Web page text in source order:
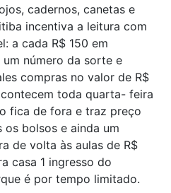
cadernos, canetas e
incentiva a leitura com
a cada R$ 150 em
número da sorte e
compras no valor de R$
toda quarta- feira
fica de fora e traz preço
bolsos e ainda um
de volta às aulas de R$
casa 1 ingresso do
é por tempo limitado.